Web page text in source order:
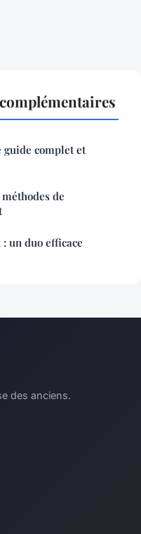
complet et
de
un duo efficace
des anciens.